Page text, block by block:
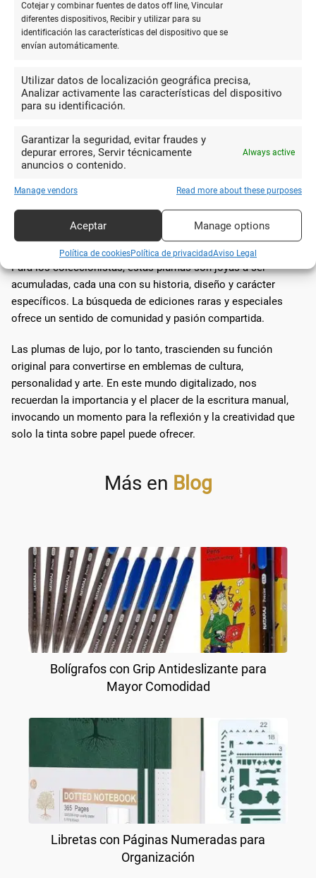
Cotejar y combinar fuentes de datos off line, Vincular
diferentes dispositivos, Recibir y utilizar para su
identificación las características del dispositivo que se
envían automáticamente.
Utilizar datos de localización geográfica precisa,
Analizar activamente las características del dispositivo
para su identificación.
Garantizar la seguridad, evitar fraudes y
depurar errores, Servir técnicamente
anuncios o contenido.
Always active
Manage vendors Read more about these purposes
Aceptar Manage options
Política de cookiesPolítica de privacidadAviso Legal
El impacto de una pluma de lujo
escritura; es una declaración de valores y gustos. Esta
posesión refleja una apreciación por la artesanía, la historia y
características puede ser un gesto de profundo respeto y
aprecio, transfiriendo valores de excelencia y durabilidad.
A nivel profesional, una pluma de lujo se convierte en un
contratos y momentos decisivos de la carrera. Es un símbolo
de profesionalismo y atención al detalle.
Para los coleccionistas, estas plumas son joyas a ser
acumuladas, cada una con su historia, diseño y carácter
específicos. La búsqueda de ediciones raras y especiales
ofrece un sentido de comunidad y pasión compartida.
Las plumas de lujo, por lo tanto, trascienden su función
original para convertirse en emblemas de cultura,
personalidad y arte. En este mundo digitalizado, nos
recuerdan la importancia y el placer de la escritura manual,
invocando un momento para la reflexión y la creatividad que
solo la tinta sobre papel puede ofrecer.
Más en Blog
Bolígrafos con Grip Antideslizante para
Mayor Comodidad
Libretas con Páginas Numeradas para
Organización